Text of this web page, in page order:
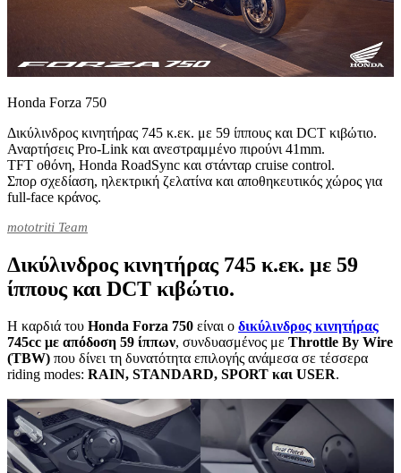
Honda Forza 750
Δικύλινδρος κινητήρας 745 κ.εκ. με 59 ίππους και DCT κιβώτιο.
Αναρτήσεις Pro-Link και ανεστραμμένο πιρούνι 41mm.
TFT οθόνη, Honda RoadSync και στάνταρ cruise control.
Σπορ σχεδίαση, ηλεκτρική ζελατίνα και αποθηκευτικός χώρος για
full-face κράνος.
mototriti Team
Δικύλινδρος κινητήρας 745 κ.εκ. με 59
ίππους και DCT κιβώτιο.
Η καρδιά του Honda Forza 750 είναι ο δικύλινδρος κινητήρας
745cc με απόδοση 59 ίππων, συνδυασμένος με Throttle By Wire
(TBW) που δίνει τη δυνατότητα επιλογής ανάμεσα σε τέσσερα
riding modes: RAIN, STANDARD, SPORT και USER.